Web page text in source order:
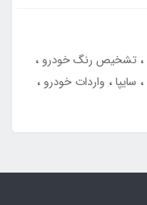
تشخیص رنگ خودرو
سایپا
واردات خودرو